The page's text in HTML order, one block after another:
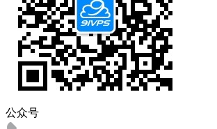
公众号